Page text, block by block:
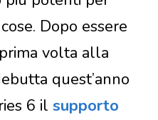
Dopo essere
volta alla
quest’anno
6 il supporto